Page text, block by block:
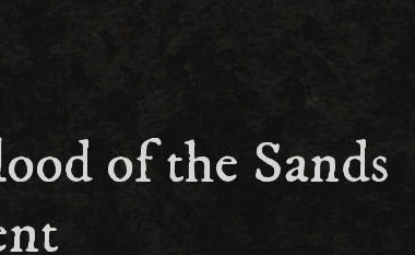
of the Sands